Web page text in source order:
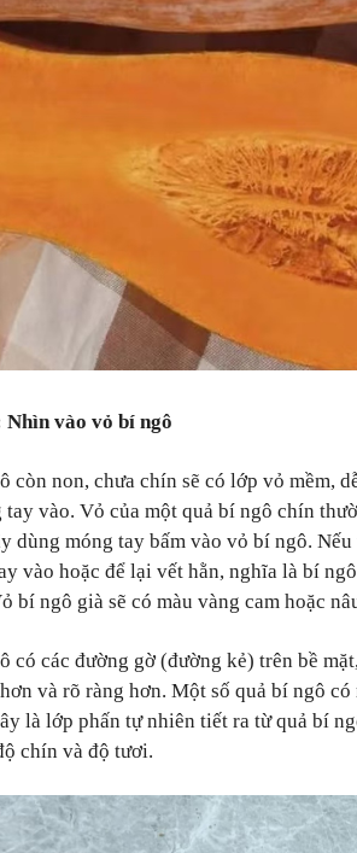
vào vỏ bí ngô
còn non, chưa chín sẽ có lớp vỏ mềm,
tay vào. Vỏ của một quả bí ngô chín
dùng móng tay bấm vào vỏ bí ngô.
vào hoặc để lại vết hằn, nghĩa là bí
bí ngô già sẽ có màu vàng cam hoặc
có các đường gờ (đường kẻ) trên bề
và rõ ràng hơn. Một số quả bí ngô
là lớp phấn tự nhiên tiết ra từ quả bí
chín và độ tươi.